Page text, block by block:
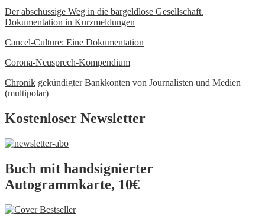
Der abschüssige Weg in die bargeldlose Gesellschaft.
Dokumentation in Kurzmeldungen
Cancel-Culture: Eine Dokumentation
Corona-Neusprech-Kompendium
Chronik gekündigter Bankkonten von Journalisten und Medien
(multipolar)
Kostenloser Newsletter
Buch mit handsignierter
Autogrammkarte, 10€